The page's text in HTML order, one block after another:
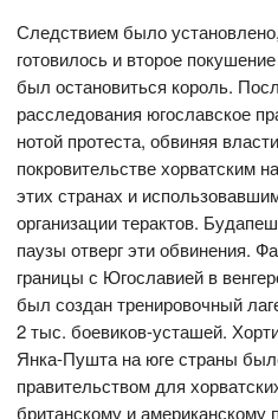
Следствием было
готовилось и второе
был остановиться король.
расследования югославское
нотой протеста, обвиняя
покровительстве хорватским
этих странах и
организации терактов.
паузы отверг эти обвинения.
границы с Югославией в
был создан тренировочный
2 тыс. боевиков-усташей.
Янка-Пушта на юге страны
правительством для
британскому и американскому